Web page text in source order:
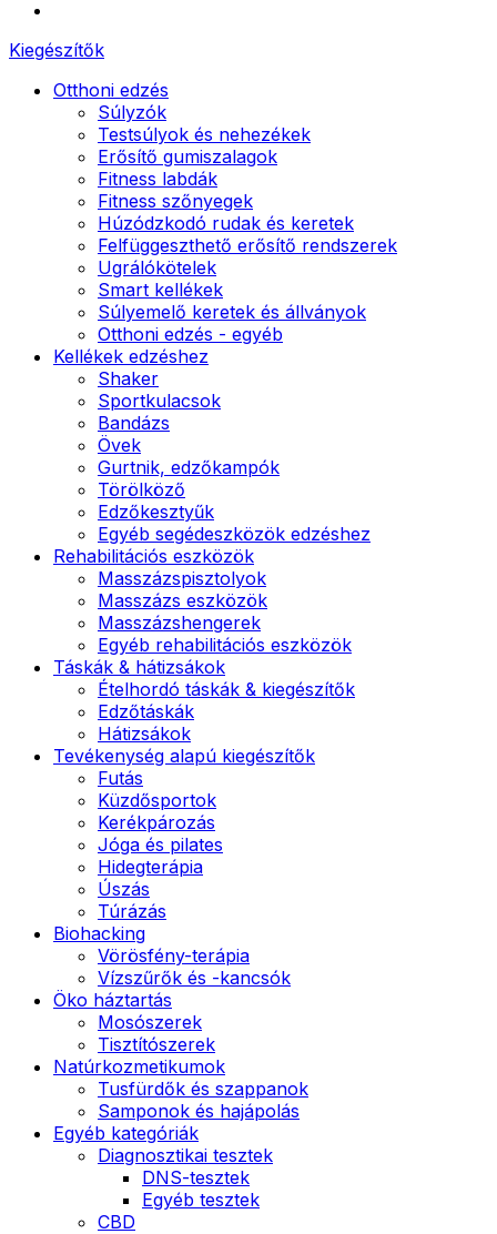
Kiegészítők
Otthoni edzés
Súlyzók
Testsúlyok és nehezékek
Erősítő gumiszalagok
Fitness labdák
Fitness szőnyegek
Húzódzkodó rudak és keretek
Felfüggeszthető erősítő rendszerek
Ugrálókötelek
Smart kellékek
Súlyemelő keretek és állványok
Otthoni edzés - egyéb
Kellékek edzéshez
Shaker
Sportkulacsok
Bandázs
Övek
Gurtnik, edzőkampók
Törölköző
Edzőkesztyűk
Egyéb segédeszközök edzéshez
Rehabilitációs eszközök
Masszázspisztolyok
Masszázs eszközök
Masszázshengerek
Egyéb rehabilitációs eszközök
Táskák & hátizsákok
Ételhordó táskák & kiegészítők
Edzőtáskák
Hátizsákok
Tevékenység alapú kiegészítők
Futás
Küzdősportok
Kerékpározás
Jóga és pilates
Hidegterápia
Úszás
Túrázás
Biohacking
Vörösfény-terápia
Vízszűrők és -kancsók
Öko háztartás
Mosószerek
Tisztítószerek
Natúrkozmetikumok
Tusfürdők és szappanok
Samponok és hajápolás
Egyéb kategóriák
Diagnosztikai tesztek
DNS-tesztek
Egyéb tesztek
CBD